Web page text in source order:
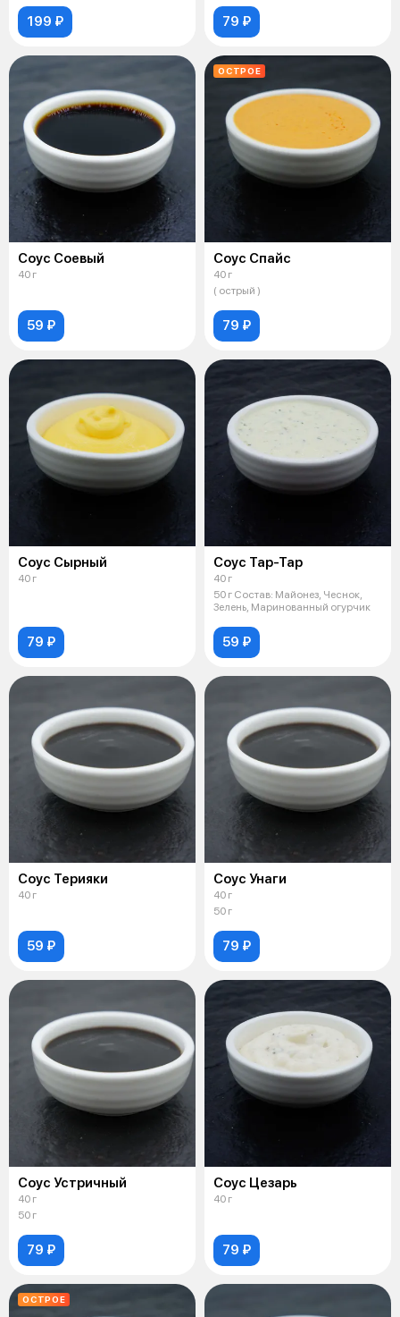
199 ₽ 79 ₽
Соус Соевый
40 г
59 ₽
ОСТРОЕ
Соус Спайс
40 г
( острый )
79 ₽
Соус Сырный
40 г
79 ₽
Соус Тар-Тар
40 г
50 г Состав: Майонез, Чеснок,
Зелень, Маринованный огурчик
59 ₽
Соус Терияки
40 г
59 ₽
Соус Унаги
40 г
50 г
79 ₽
Соус Устричный
40 г
50 г
79 ₽
Соус Цезарь
40 г
79 ₽
ОСТРОЕ